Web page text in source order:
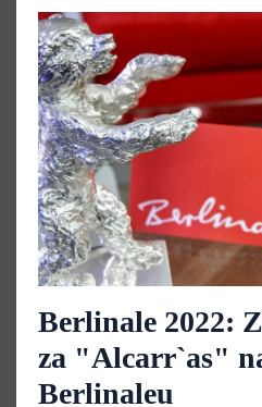
Berlinale 2022:
za "Alcarr`as"
Berlinaleu